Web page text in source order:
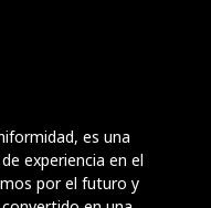
es una
experiencia en el
por el futuro y